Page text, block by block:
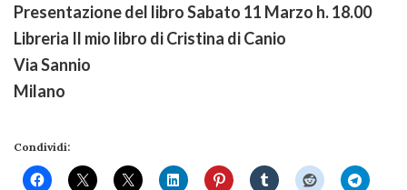
Presentazione del libro Sabato 11 Marzo h. 18.00
Libreria Il mio libro di Cristina di Canio
Via Sannio
Milano
Condividi: